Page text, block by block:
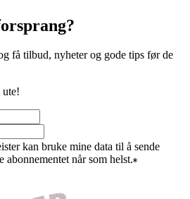
få tilbud, nyheter og gode tips før de
ute!
kan bruke mine data til å sende
abonnementet når som helst.